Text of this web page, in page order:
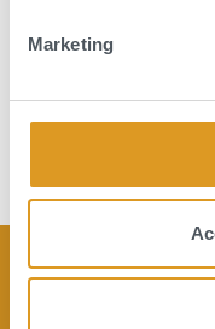
s
Marketing
Avvisi
Media